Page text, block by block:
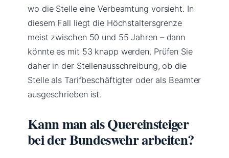
wo die Stelle eine Verbeamtung vorsieht. In
diesem Fall liegt die Höchstaltersgrenze
meist zwischen 50 und 55 Jahren – dann
könnte es mit 53 knapp werden. Prüfen Sie
daher in der Stellenausschreibung, ob die
Stelle als Tarifbeschäftigter oder als Beamter
ausgeschrieben ist.
Kann man als Quereinsteiger
bei der Bundeswehr arbeiten?